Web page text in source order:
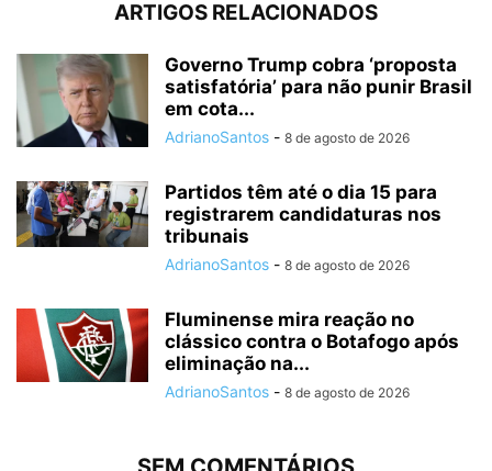
ARTIGOS RELACIONADOS
Governo Trump cobra ‘proposta
satisfatória’ para não punir Brasil
em cota...
AdrianoSantos - 8 de agosto de 2026
Partidos têm até o dia 15 para
registrarem candidaturas nos
tribunais
AdrianoSantos - 8 de agosto de 2026
Fluminense mira reação no
clássico contra o Botafogo após
eliminação na...
AdrianoSantos - 8 de agosto de 2026